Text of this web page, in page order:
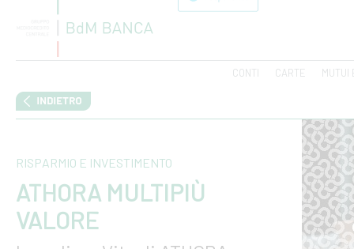
CONTI CARTE MUTUI
RISPARMIO E INVESTIMENTO
ATHORA MULTIPIÙ
VALORE